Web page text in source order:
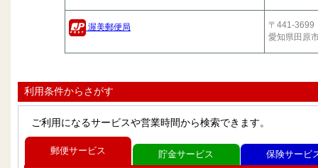
渥美郵便局
〒441-3699
愛知県田原
利用条件からさがす
ご利用になるサービスや営業時間から検索できます。
郵便サービス 貯金サービス 保険サービ